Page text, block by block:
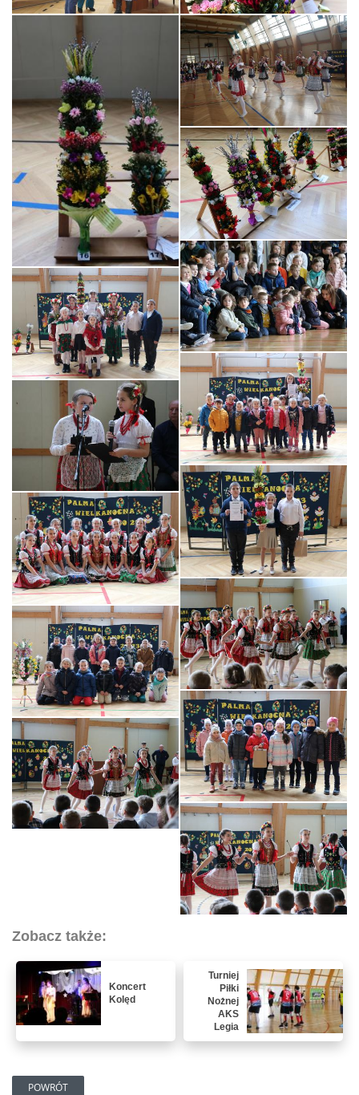
Zobacz także:
Koncert
Kolęd
Turniej
Piłki
Nożnej
AKS
Legia
POWRÓT